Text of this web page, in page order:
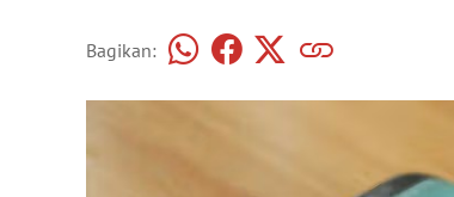
Bagikan: